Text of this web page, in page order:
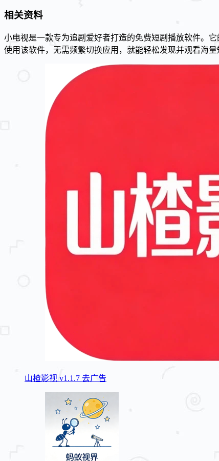
相关资料
小电视是一款专为追剧爱好者打造的免费短剧播放软件。
使用该软件，无需频繁切换应用，就能轻松发现并观看海
山楂影视 v1.1.7 去广告